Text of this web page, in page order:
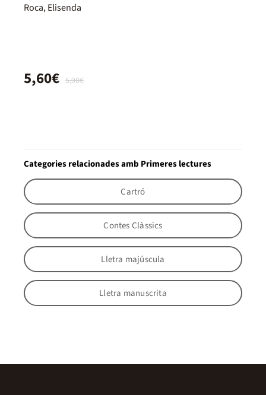
Roca, Elisenda
5,90€
5,60€
Categories relacionades amb Primeres lectures
Cartró
Contes Clàssics
Lletra majúscula
Lletra manuscrita